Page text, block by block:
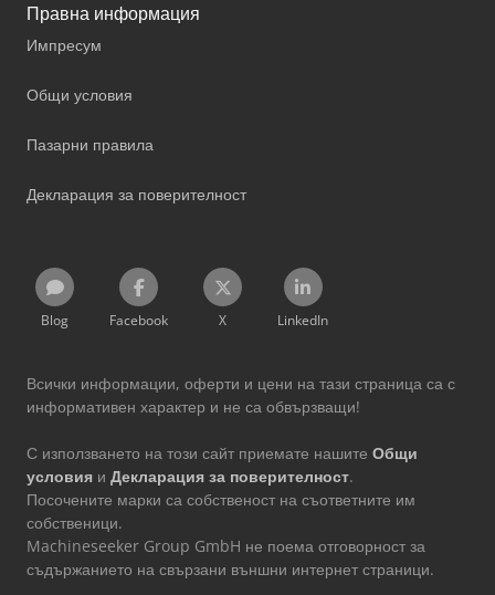
Правна информация
Импресум
Общи условия
Пазарни правила
Декларация за поверителност
Blog Facebook X LinkedIn
Всички информации, оферти и цени на тази страница са с
информативен характер и не са обвързващи!
С използването на този сайт приемате нашите Общи
условия и Декларация за поверителност.
Посочените марки са собственост на съответните им
собственици.
Machineseeker Group GmbH не поема отговорност за
съдържанието на свързани външни интернет страници.